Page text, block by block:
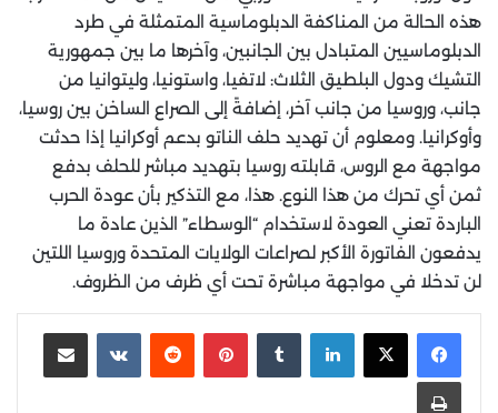
هذه الحالة من المناكفة الدبلوماسية المتمثلة في طرد
الدبلوماسيين المتبادل بين الجانبين، وآخرها ما بين جمهورية
التشيك ودول البلطيق الثلاث: لاتفيا، واستونيا، وليتوانيا من
جانب، وروسيا من جانب آخر، إضافةً إلى الصراع الساخن بين روسيا،
وأوكرانيا. ومعلوم أن تهديد حلف الناتو بدعم أوكرانيا إذا حدثت
مواجهة مع الروس، قابلته روسيا بتهديد مباشر للحلف بدفع
ثمن أي تحرك من هذا النوع. هذا، مع التذكير بأن عودة الحرب
الباردة تعني العودة لاستخدام “الوسطاء” الذين عادة ما
يدفعون الفاتورة الأكبر لصراعات الولايات المتحدة وروسيا اللتين
لن تدخلا في مواجهة مباشرة تحت أي ظرف من الظروف.
لينكدإن بينتيريست